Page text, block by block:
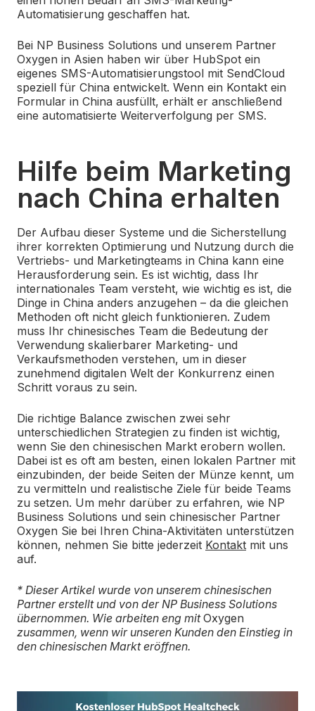
Automatisierung geschaffen hat.
Bei NP Business Solutions und unserem Partner
Oxygen in Asien haben wir über HubSpot ein
eigenes SMS-Automatisierungstool mit SendCloud
speziell für China entwickelt. Wenn ein Kontakt ein
Formular in China ausfüllt, erhält er anschließend
eine automatisierte Weiterverfolgung per SMS.
Hilfe beim Marketing
nach China erhalten
Der Aufbau dieser Systeme und die Sicherstellung
ihrer korrekten Optimierung und Nutzung durch die
Vertriebs- und Marketingteams in China kann eine
Herausforderung sein. Es ist wichtig, dass Ihr
internationales Team versteht, wie wichtig es ist, die
Dinge in China anders anzugehen – da die gleichen
Methoden oft nicht gleich funktionieren. Zudem
muss Ihr chinesisches Team die Bedeutung der
Verwendung skalierbarer Marketing- und
Verkaufsmethoden verstehen, um in dieser
zunehmend digitalen Welt der Konkurrenz einen
Schritt voraus zu sein.
Die richtige Balance zwischen zwei sehr
unterschiedlichen Strategien zu finden ist wichtig,
wenn Sie den chinesischen Markt erobern wollen.
Dabei ist es oft am besten, einen lokalen Partner mit
einzubinden, der beide Seiten der Münze kennt, um
zu vermitteln und realistische Ziele für beide Teams
zu setzen. Um mehr darüber zu erfahren, wie NP
Business Solutions und sein chinesischer Partner
Oxygen Sie bei Ihren China-Aktivitäten unterstützen
können, nehmen Sie bitte jederzeit Kontakt mit uns
auf.
* Dieser Artikel wurde von unserem chinesischen
Partner erstellt und von der NP Business Solutions
übernommen. Wie arbeiten eng mitOxygen
zusammen, wenn wir unseren Kunden den Einstieg in
den chinesischen Markt eröffnen.